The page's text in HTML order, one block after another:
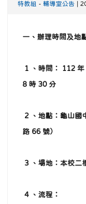
特教組 - 輔導室公告 |
一、辦理時間及地
1 、時間： 112
8 時 30 分
2 、地點：龜山國
路 66 號）
3 、場地：本校二
4 、流程：